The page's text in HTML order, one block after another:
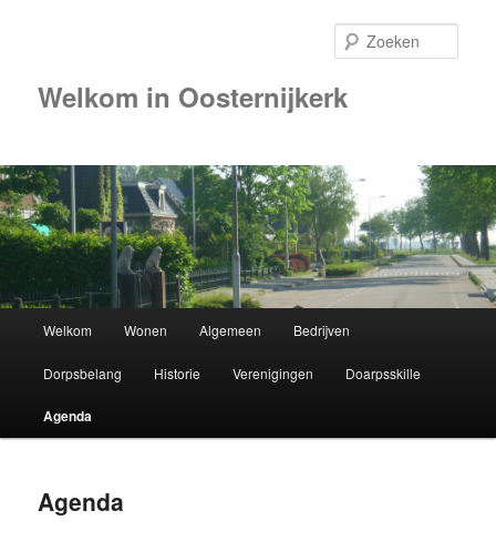
Welkom in Oosternijkerk
Spring
naar
de
inhoud
Welkom Wonen Algemeen Bedrijven
Dorpsbelang Historie Verenigingen Doarpsskille
Agenda
Agenda